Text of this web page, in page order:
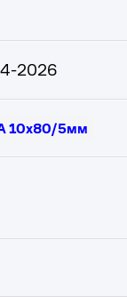
2026
10x80/5мм